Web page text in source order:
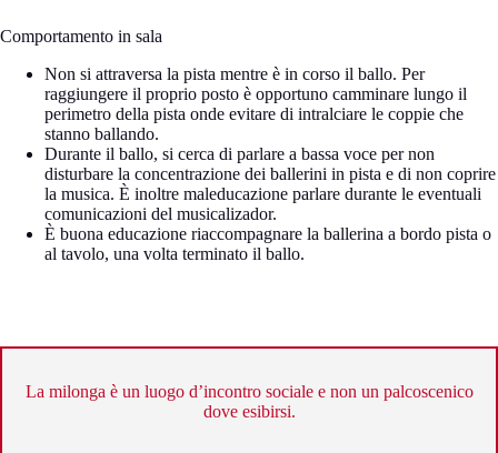
Comportamento in sala
Non si attraversa la pista mentre è in corso il ballo. Per
raggiungere il proprio posto è opportuno camminare lungo il
perimetro della pista onde evitare di intralciare le coppie che
stanno ballando.
Durante il ballo, si cerca di parlare a bassa voce per non
disturbare la concentrazione dei ballerini in pista e di non coprire
la musica. È inoltre maleducazione parlare durante le eventuali
comunicazioni del musicalizador.
È buona educazione riaccompagnare la ballerina a bordo pista o
al tavolo, una volta terminato il ballo.
La milonga è un luogo d’incontro sociale e non un palcoscenico
dove esibirsi.